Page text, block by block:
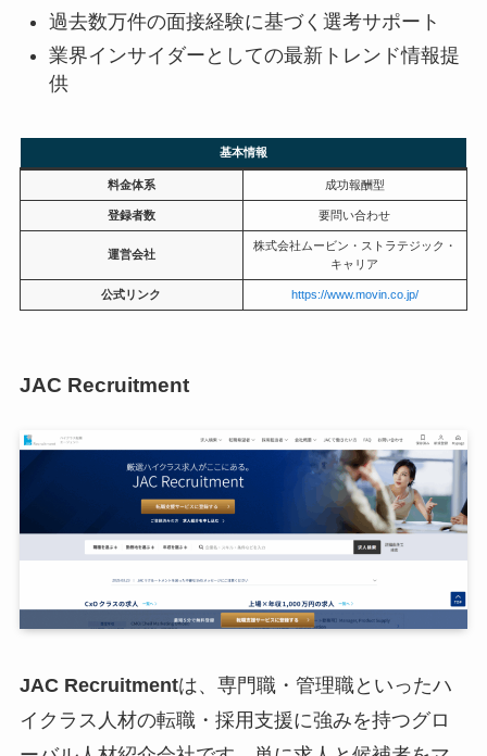
過去数万件の面接経験に基づく選考サポート
業界インサイダーとしての最新トレンド情報提
供
基本情報
料金体系 成功報酬型
登録者数 要問い合わせ
運営会社
株式会社ムービン・ストラテジック・
キャリア
公式リンク https://www.movin.co.jp/
JAC Recruitment
JAC Recruitmentは、専門職・管理職といったハ
イクラス人材の転職・採用支援に強みを持つグロ